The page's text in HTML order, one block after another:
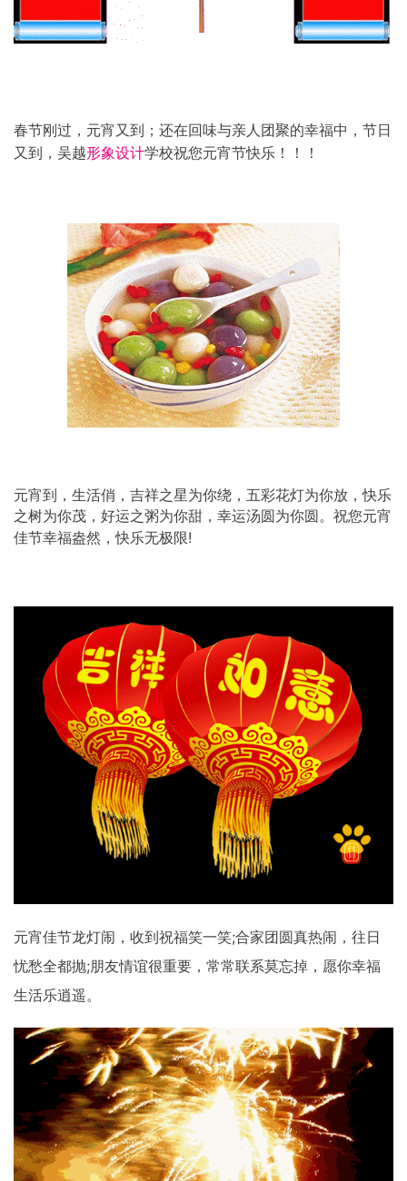
春节刚过，元宵又到；还在回味与亲人团聚的幸福中，节日
又到，吴越形象设计学校祝您元宵节快乐！！！
元宵到，生活俏，吉祥之星为你绕，五彩花灯为你放，快乐
之树为你茂，好运之粥为你甜，幸运汤圆为你圆。祝您元宵
佳节幸福盎然，快乐无极限!
元宵佳节龙灯闹，收到祝福笑一笑;合家团圆真热闹，往日
忧愁全都抛;朋友情谊很重要，常常联系莫忘掉，愿你幸福
生活乐逍遥。